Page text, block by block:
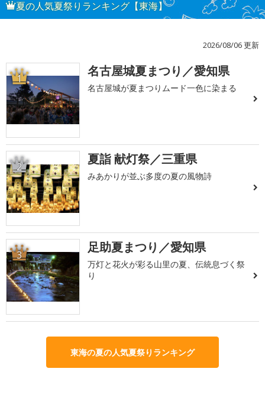
夏の人気夏祭りランキング【東海】
2026/08/06 更新
1 名古屋城夏まつり／愛知県
名古屋城が夏まつりムード一色に染まる
2 夏詣 献灯祭／三重県
みあかりが並ぶ多度の夏の風物詩
3 足助夏まつり／愛知県
万灯と花火が彩る山里の夏、伝統息づく祭
り
東海の夏の人気夏祭りランキング